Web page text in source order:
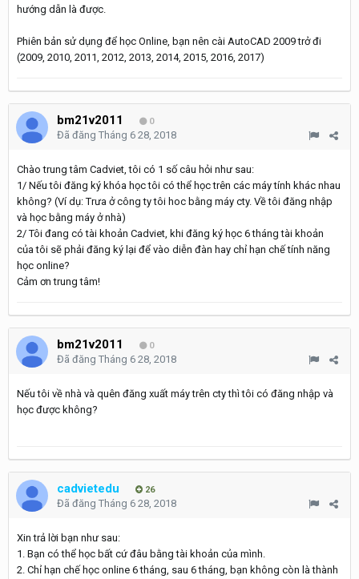
hướng dẫn là được.
Phiên bản sử dụng để học Online, bạn nên cài AutoCAD 2009 trở đi
(2009, 2010, 2011, 2012, 2013, 2014, 2015, 2016, 2017)
bm21v2011 0
Đã đăng Tháng 6 28, 2018
Chào trung tâm Cadviet, tôi có 1 số câu hỏi như sau:
1/ Nếu tôi đăng ký khóa học tôi có thể học trên các máy tính khác nhau
không? (Ví dụ: Trưa ở công ty tôi hoc bằng máy cty. Về tôi đăng nhập
và học bằng máy ở nhà)
2/ Tôi đang có tài khoản Cadviet, khi đăng ký học 6 tháng tài khoản
của tôi sẽ phải đăng ký lại để vào diễn đàn hay chỉ hạn chế tính năng
học online?
Cảm ơn trung tâm!
bm21v2011 0
Đã đăng Tháng 6 28, 2018
Nếu tôi về nhà và quên đăng xuất máy trên cty thì tôi có đăng nhập và
học được không?
cadvietedu 26
Đã đăng Tháng 6 28, 2018
Xin trả lời bạn như sau:
1. Bạn có thể học bất cứ đâu bằng tài khoản của mình.
2. Chỉ hạn chế học online 6 tháng, sau 6 tháng, bạn không còn là thành